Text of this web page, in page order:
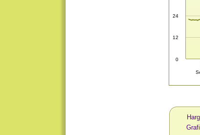
0
12
24